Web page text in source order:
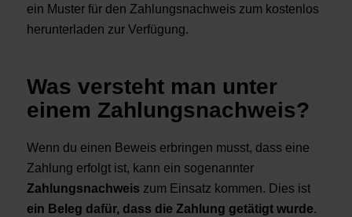
ein Muster für den Zahlungsnachweis zum kostenlos
herunterladen zur Verfügung.
Was versteht man unter
einem Zahlungsnachweis?
Wenn du einen Beweis erbringen musst, dass eine
Zahlung erfolgt ist, kann ein sogenannter
Zahlungsnachweis zum Einsatz kommen. Dies ist
ein Beleg dafür, dass die Zahlung getätigt wurde.